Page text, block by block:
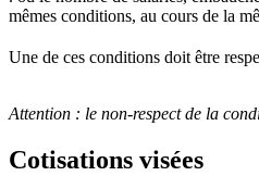
mêmes conditions, au cours de la
Une de ces conditions doit être
Attention : le non-respect de la
Cotisations visées